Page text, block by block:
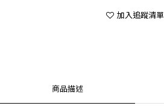
加入追蹤清單
商品描述